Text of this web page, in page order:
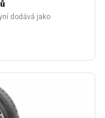
dodává jako